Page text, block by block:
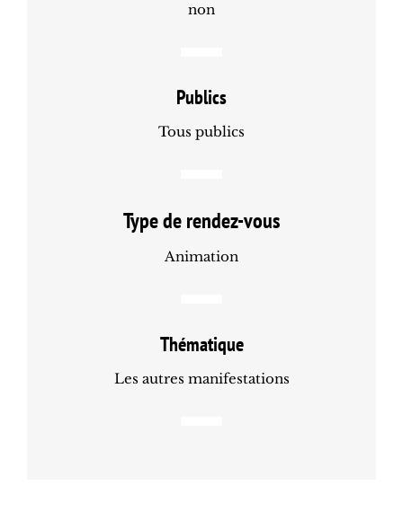
non
Publics
Tous publics
Type de rendez-vous
Animation
Thématique
Les autres manifestations